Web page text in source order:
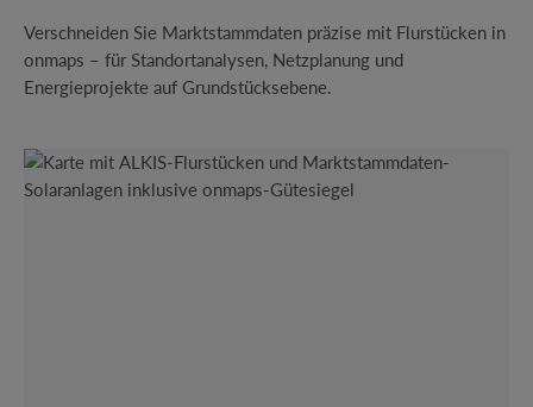
Verschneiden Sie Marktstammdaten präzise mit Flurstücken in
onmaps – für Standortanalysen, Netzplanung und
Energieprojekte auf Grundstücksebene.
Bildergalerie überspringen